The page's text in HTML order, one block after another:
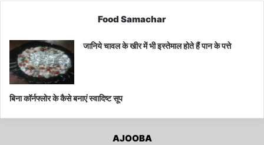
Food Samachar
जानिये चावल के खीर में भी इस्तेमाल होते हैं पान के पत्ते
बिना कॉर्नफ्लोर के कैसे बनाएं स्वादिष्ट सूप
AJOOBA